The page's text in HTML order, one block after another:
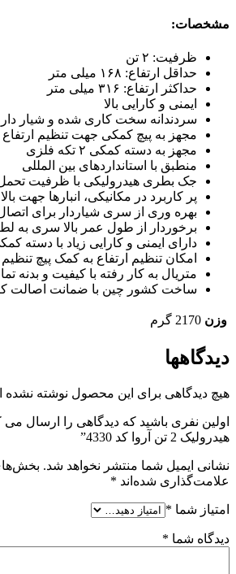
مشخصات:
ظرفیت: ۲ تن
حداقل ارتفاع: ۱۶۸ میلی متر
حداکثر ارتفاع: ۳۱۶ میلی متر
ایمنی و کارایی بالا
سردندانه سخت کاری شده و شیار دار
مجهز به پیچ کمکی جهت تنظیم ارتفاع
مجهز به دسته کمکی ۲ تکه فلزی
منطبق با استانداردهای بین المللی
جک بطری هیدرولیکی با ظرفیت تحمل 2
پر کاربرد در مکانیکی، انبارها جهت
بهره وری از سری شیاردار برای
برخوردار از طول عمر بالا سری
دارای ایمنی و کارایی زیاد با دسته کمکی 2 تکه
امکان تنظیم ارتفاع به کمک پیچ تنظیم
متریال به کار رفته با کیفیت و بدنه
ساخت کشور چین با ضمانت اصالت
وزن 2170 گرم
دیدگاهها
هیچ دیدگاهی برای این محصول نوشته
اولین نفری باشید که دیدگاهی را ارسال
هیدرولیک 2 تن آروا کد 4330”
نشانی ایمیل شما منتشر نخواهد شد.
علامت‌گذاری شده‌اند *
امتیاز شما *
دیدگاه شما *